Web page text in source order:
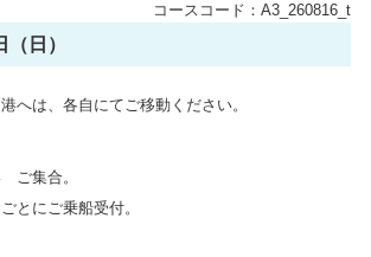
誇る新たな日本の客船。全室バルコニー
ダイニングなど、お一人おひとりに“最幸
コースコード：A3_260816_t
日）
へは、各自にてご移動ください。
ご集合。
とにご乗船受付。